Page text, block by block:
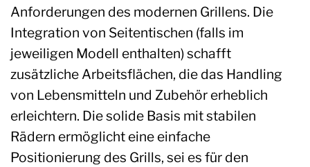
Anforderungen des modernen Grillens. Die
Integration von Seitentischen (falls im
jeweiligen Modell enthalten) schafft
zusätzliche Arbeitsflächen, die das Handling
von Lebensmitteln und Zubehör erheblich
erleichtern. Die solide Basis mit stabilen
Rädern ermöglicht eine einfache
Positionierung des Grills, sei es für den